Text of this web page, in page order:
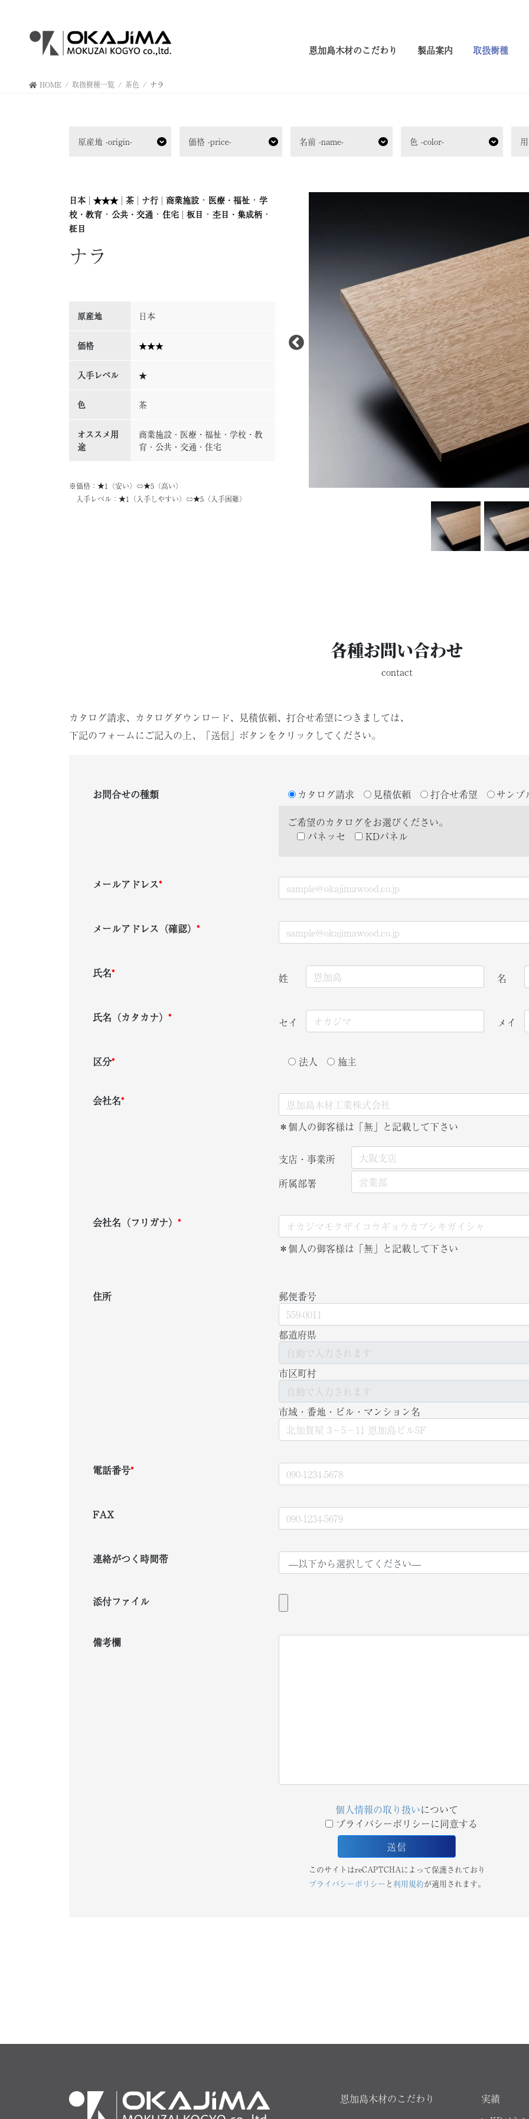
恩加島木材のこだわり 製品案内 取扱樹種
HOME 取扱樹種一覧 茶色 ナラ
原産地 -origin- 価格 -price- 名前 -name- 色 -color-
日本| ★★★| 茶 | ナ行 | 商業施設 ・ 医療・福祉 ・ 学
校・教育 ・ 公共・交通 ・ 住宅 | 板目 ・ 杢目・集成柄 ・
柾目
ナラ
原産地 日本
価格 ★★★
入手レベル ★
色 茶
オススメ用
途
商業施設 ・ 医療・福祉 ・学校・教
育 ・公共・交通 ・住宅
※価格：★1（安い）⇔★5（高い）
入手レベル：★1（入手しやすい）⇔★5（入手困難）
各種お問い合わせ
contact
カタログ請求、カタログダウンロード、見積依頼、打合せ希望につきましては、
下記のフォームにご記入の上、「送信」ボタンをクリックしてください。
お問合せの種類 カタログ請求 見積依頼 打合せ希望
サンプ
ご希望のカタログをお選びください。
パネッセ
KDパネル
メールアドレス*
メールアドレス（確認） *
氏名* 姓 名
氏名（カタカナ） * セイ メイ
区分* 法人 施主
会社名*
＊個人の御客様は「無」と記載して下さい
支店・事業所
所属部署
会社名（フリガナ） *
＊個人の御客様は「無」と記載して下さい
住所 郵便番号
都道府県
市区町村
市域・番地・ビル・マンション名
電話番号*
FAX
連絡がつく時間帯
添付ファイル
備考欄
個人情報の取り扱いについて
プライバシーポリシーに同意する
このサイトはreCAPTCHAによって保護されており
プライバシーポリシー と利用規約が適用されます。
恩加島木材のこだわり 実績